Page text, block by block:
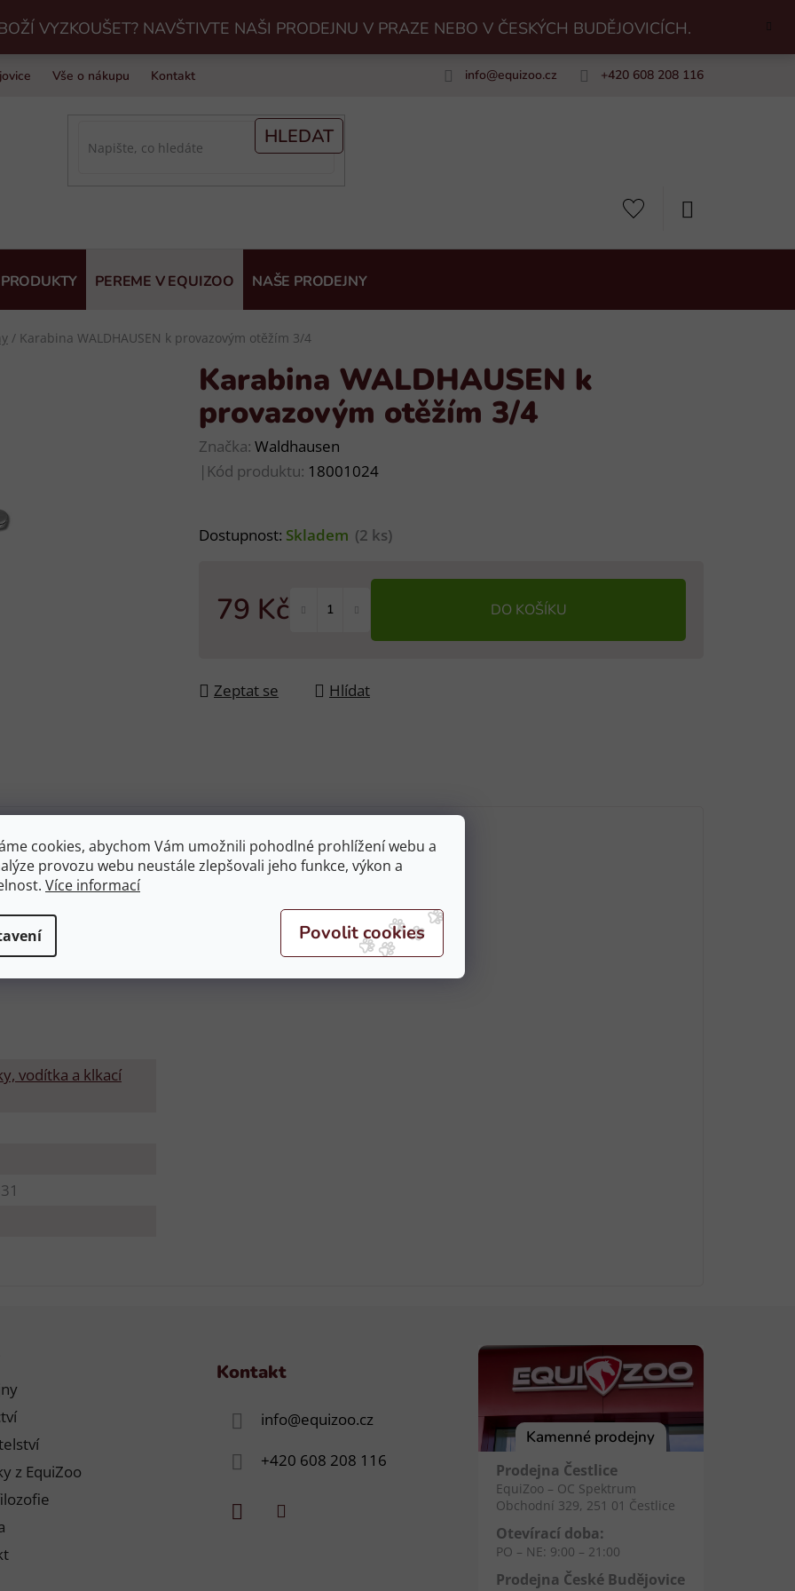
cookies, abychom Vám umožnili pohodlné prohlížení webu a
provozu webu neustále zlepšovali jeho funkce, výkon a
Více informací
VYZKOUŠET? NAVŠTIVTE NAŠI PRODEJNU V PRAZE NEBO V ČESKÝCH BUDĚJOVICÍCH.
Vše o nákupu Kontakt info@equizoo.cz +420 608 208 116
HLEDAT
PEREME V EQUIZOO NAŠE PRODEJNY
/ Karabina WALDHAUSEN k provazovým otěžím 3/4
Karabina WALDHAUSEN k
provazovým otěžím 3/4
Značka: Waldhausen
| Kód produktu: 18001024
Dostupnost: Skladem (2 ks)
79 Kč DO KOŠÍKU
Zeptat se Hlídat
otěžím 3/4
výměnu.
vodítka a klkací
z EquiZoo
Kontakt
info@equizoo.cz
+420 608 208 116
Kamenné prodejny
Prodejna Čestlice
EquiZoo – OC Spektrum
Obchodní 329, 251 01 Čestlice
Otevírací doba:
PO – NE: 9:00 – 21:00
Prodejna České Budějovice